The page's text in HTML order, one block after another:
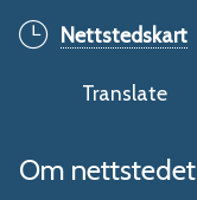
Nettstedskart
Translate
Om nettstedet